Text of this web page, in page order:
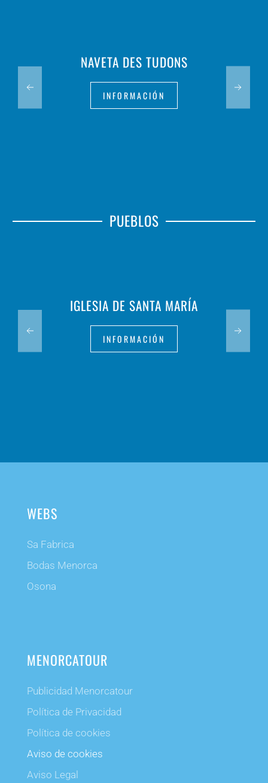
NAVETA DES TUDONS
INFORMACIÓN
PUEBLOS
IGLESIA DE SANTA MARÍA
INFORMACIÓN
WEBS
Sa Fabrica
Bodas Menorca
Osona
MENORCATOUR
Publicidad Menorcatour
Política de Privacidad
Política de cookies
Aviso de cookies
Aviso Legal